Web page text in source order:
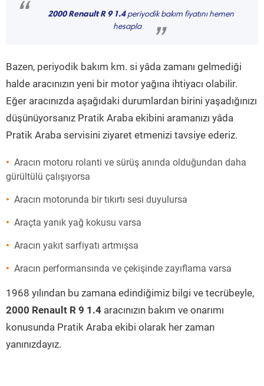
“ 2000 Renault R 9 1.4periyodik bakım fiyatını hemen
hesapla
”
Bazen, periyodik bakım km. si yâda zamanı gelmediği
halde aracınızın yeni bir motor yağına ihtiyacı olabilir.
Eğer aracınızda aşağıdaki durumlardan birini yaşadığınızı
düşünüyorsanız Pratik Araba ekibini aramanızı yâda
Pratik Araba servisini ziyaret etmenizi tavsiye ederiz.
Aracın motoru rolanti ve sürüş anında olduğundan daha
gürültülü çalışıyorsa
Aracın motorunda bir tıkırtı sesi duyulursa
Araçta yanık yağ kokusu varsa
Aracın yakıt sarfiyatı artmışsa
Aracın performansında ve çekişinde zayıflama varsa
1968 yılından bu zamana edindiğimiz bilgi ve tecrübeyle,
2000 Renault R 9 1.4 aracınızın bakım ve onarımı
konusunda Pratik Araba ekibi olarak her zaman
yanınızdayız.